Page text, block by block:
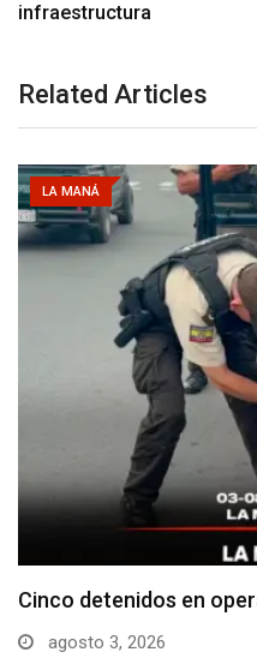
infraestructura
Related Articles
LA MANÁ
Cotopaxi supera los 640
julio 29, 2026